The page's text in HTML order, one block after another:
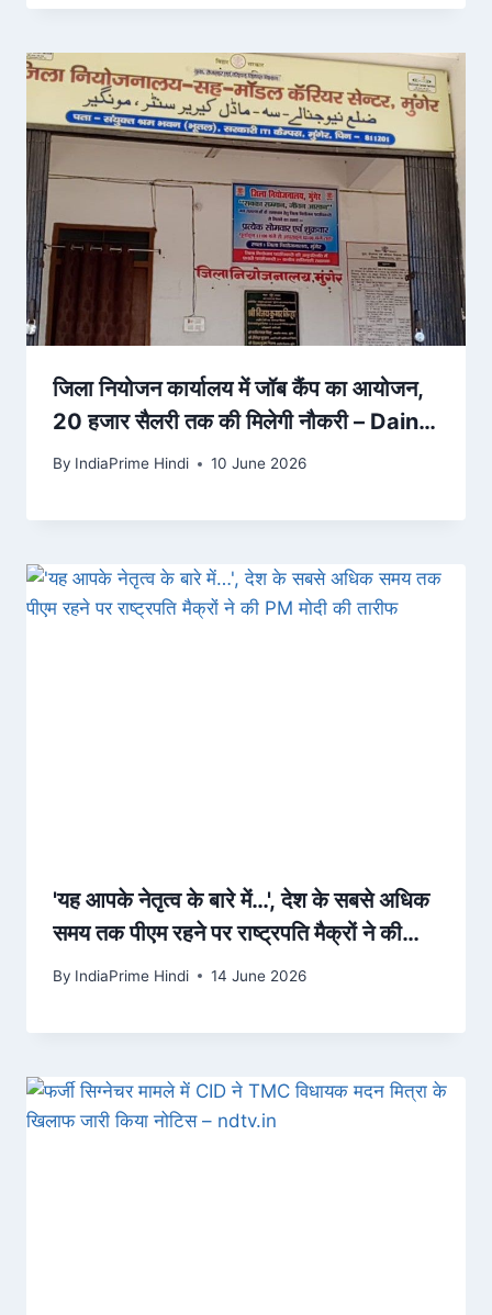
जिला नियोजन कार्यालय में जॉब कैंप का आयोजन,
20 हजार सैलरी तक की मिलेगी नौकरी – Dainik
Bhaskar
By IndiaPrime Hindi 10 June 2026
'यह आपके नेतृत्व के बारे में…', देश के सबसे अधिक
समय तक पीएम रहने पर राष्ट्रपति मैक्रों ने की
PM मोदी की तारीफ
By IndiaPrime Hindi 14 June 2026